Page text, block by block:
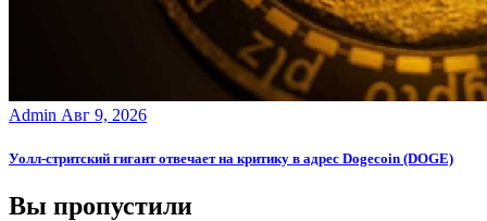
Admin Авг 9, 2026
Уолл-стритский гигант отвечает на критику в адрес Dogecoin (DOGE)
Вы пропустили